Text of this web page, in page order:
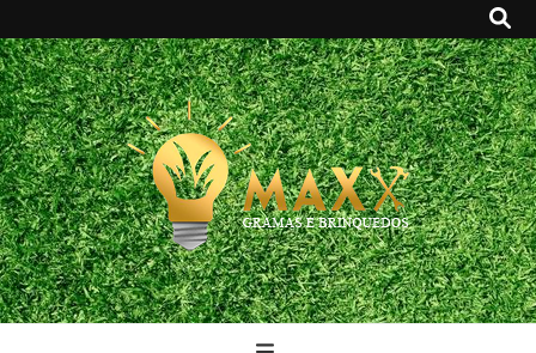
Maxx Gramas
Blog